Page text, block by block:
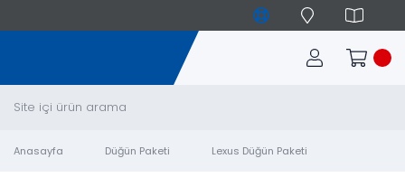
Anasayfa Düğün Paketi Lexus Düğün Paketi